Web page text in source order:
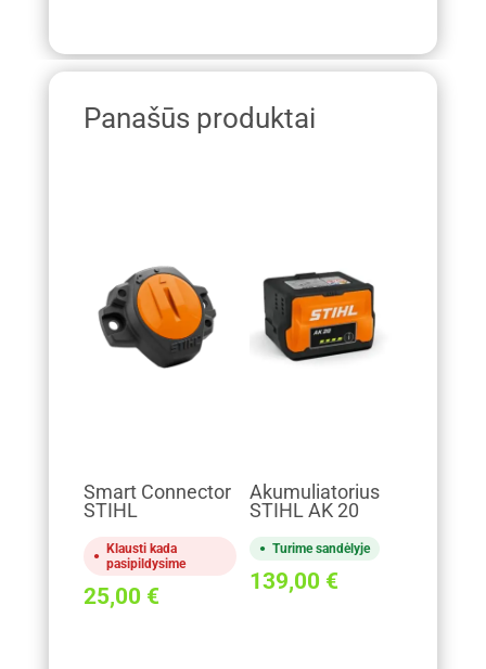
Panašūs produktai
Smart Connector
STIHL
Klausti kada
pasipildysime
25,00 €
Akumuliatorius
STIHL AK 20
Turime sandėlyje
139,00 €